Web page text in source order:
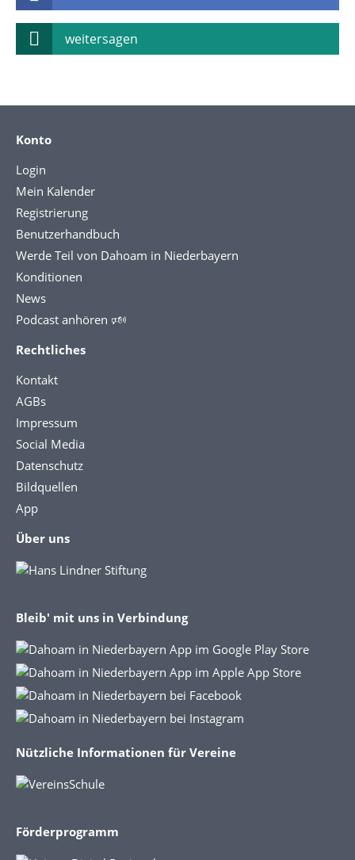
weitersagen
Konto
Login
Mein Kalender
Registrierung
Benutzerhandbuch
Werde Teil von Dahoam in Niederbayern
Konditionen
News
Podcast anhören 🕬
Rechtliches
Kontakt
AGBs
Impressum
Social Media
Datenschutz
Bildquellen
App
Über uns
Bleib' mit uns in Verbindung
Nützliche Informationen für Vereine
Förderprogramm